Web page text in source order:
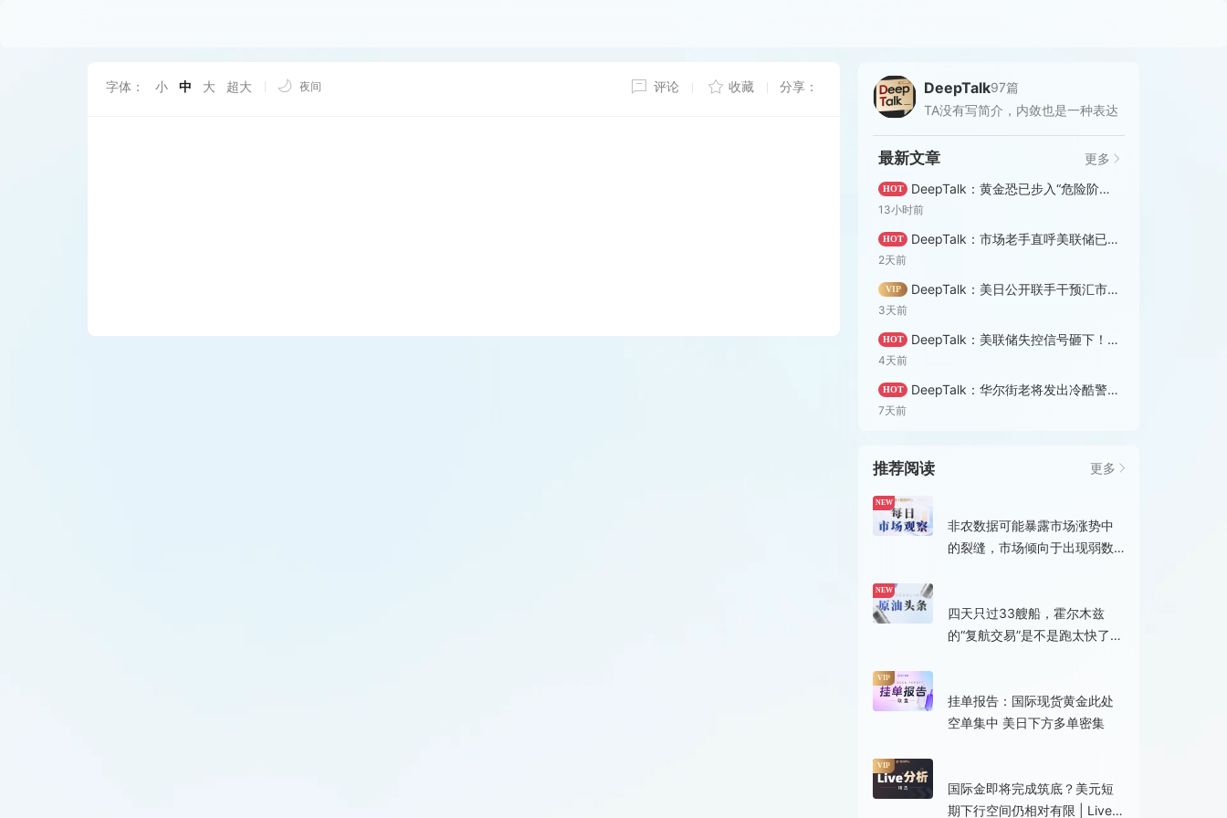
字体： 小 中 大 超大 夜间 评论 收藏 分享： DeepTalk97篇
TA没有写简介，内敛也是一种表达
最新文章 更多
HOT DeepTalk：黄金恐已步入“危险阶段”！当前资产背离程度堪比1929大萧条？
13小时前
HOT DeepTalk：市场老手直呼美联储已不重要！低价黄金就是“馈赠”
2天前
VIP DeepTalk：美日公开联手干预汇市，但背后或暗藏黄金机会！
3天前
HOT DeepTalk：美联储失控信号砸下！黄金接下来或有三套剧本
4天前
HOT DeepTalk：华尔街老将发出冷酷警告！现在是“抄金抛美股”之时？
7天前
推荐阅读 更多
NEW
非农数据可能暴露市场涨势中
的裂缝，市场倾向于出现弱数
NEW
四天只过33艘船，霍尔木兹
的“复航交易”是不是跑太快了？
VIP
挂单报告：国际现货黄金此处
空单集中 美日下方多单密集
VIP
国际金即将完成筑底？美元短
期下行空间仍相对有限 | Live分